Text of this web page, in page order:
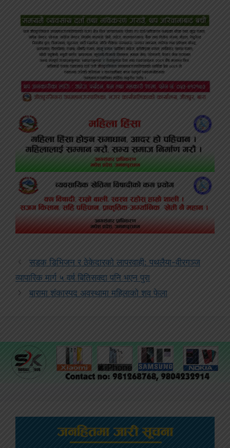
सडक डिभिजन र ठेकेदारको लापरवाही: पथलैया-वीरगञ्ज
व्यापारिक मार्ग ५ वर्ष बितिसक्दा पनि भएन पुरा
बारामा शंकास्पद अवस्थामा महिलाको शव फेला